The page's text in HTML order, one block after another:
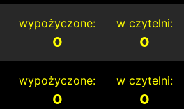
wypożyczone:
0
w czytelni:
0
wypożyczone:
0
w czytelni:
0